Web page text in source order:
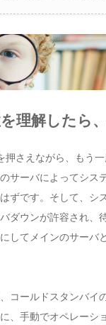
理解したら
押さえながら、もう
サーバによってシス
ずです。そして、シ
ダウンが許容され、
してメインのサーバ
コールドスタンバイ
、手動でオペレーシ